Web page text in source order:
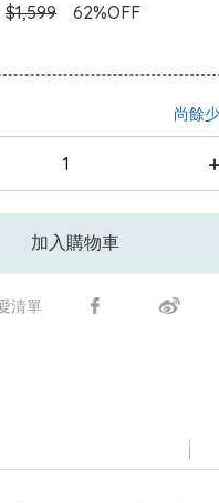
$1,599 62%OFF
尚餘
加入購物車
清單